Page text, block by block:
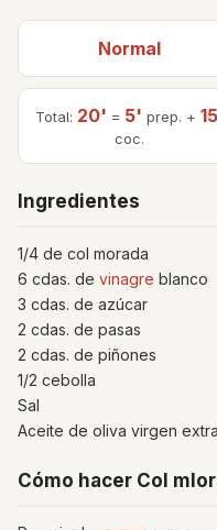
Normal
Total: 20' = 5' prep. +
coc.
Ingredientes
1/4 de col morada
6 cdas. de vinagre blanco
3 cdas. de azúcar
2 cdas. de pasas
2 cdas. de piñones
1/2 cebolla
Sal
Aceite de oliva virgen extra
Cómo hacer Col